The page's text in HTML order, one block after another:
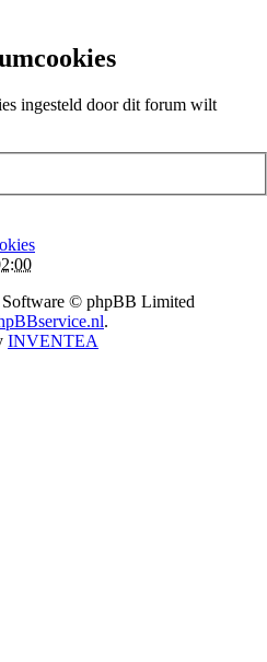
ingesteld door dit forum wilt
© phpBB Limited
.
INVENTEA